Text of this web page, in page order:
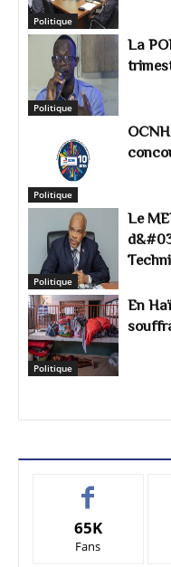
Politique
Politique
La
Politique
Politique
Le
Politique
En
65K
Fans